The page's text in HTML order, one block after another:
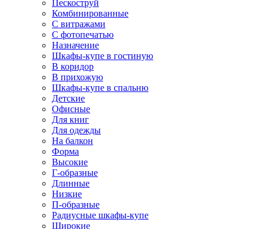
Пескоструй
Комбинированные
С витражами
С фотопечатью
Назначение
Шкафы-купе в гостиную
В коридор
В прихожую
Шкафы-купе в спальню
Детские
Офисные
Для книг
Для одежды
На балкон
Форма
Высокие
Г-образные
Длинные
Низкие
П-образные
Радиусные шкафы-купе
Широкие